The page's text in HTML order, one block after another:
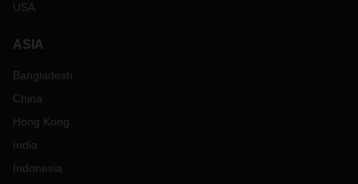
USA
ASIA
Bangladesh
China
Hong Kong
India
Indonesia